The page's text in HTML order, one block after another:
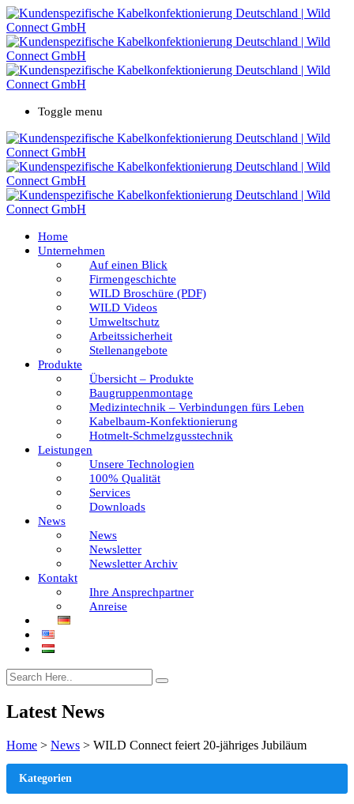
Toggle menu
Home
Unternehmen
Auf einen Blick
Firmengeschichte
WILD Broschüre (PDF)
WILD Videos
Umweltschutz
Arbeitssicherheit
Stellenangebote
Produkte
Übersicht – Produkte
Baugruppenmontage
Medizintechnik – Verbindungen fürs Leben
Kabelbaum-Konfektionierung
Hotmelt-Schmelzgusstechnik
Leistungen
Unsere Technologien
100% Qualität
Services
Downloads
News
News
Newsletter
Newsletter Archiv
Kontakt
Ihre Ansprechpartner
Anreise
Latest News
Home > News > WILD Connect feiert 20-jähriges Jubiläum
Kategorien